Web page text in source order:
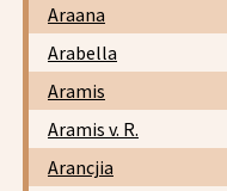
Araana
Arabella
Aramis
Aramis v. R.
Arancjia